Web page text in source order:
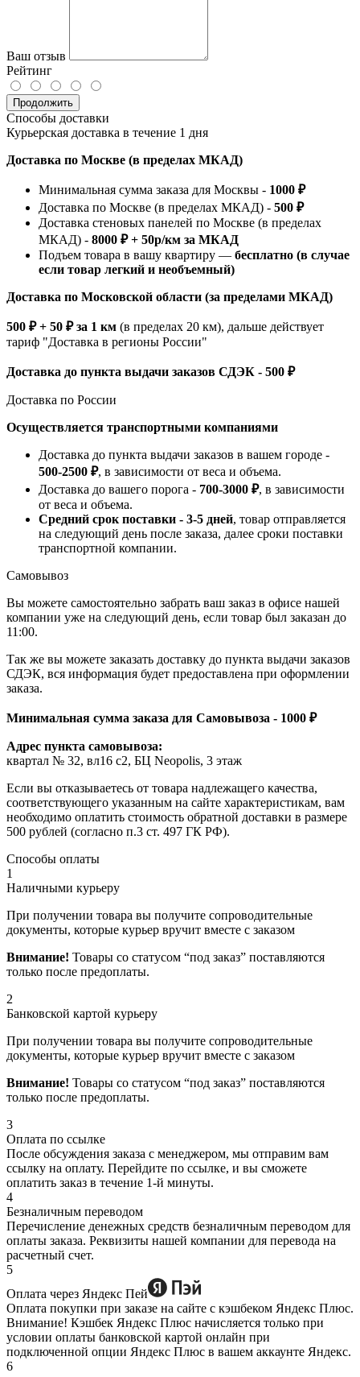
Ваш отзыв
Рейтинг
Продолжить
Способы доставки
Курьерская доставка в течение 1 дня
Доставка по Москве (в пределах МКАД)
Минимальная сумма заказа для Москвы - 1000 ₽
Доставка по Москве (в пределах МКАД) - 500 ₽
Доставка стеновых панелей по Москве (в пределах
МКАД) - 8000 ₽ + 50р/км за МКАД
Подъем товара в вашу квартиру — бесплатно (в случае
если товар легкий и необъемный)
Доставка по Московской области (за пределами МКАД)
500 ₽ + 50 ₽ за 1 км (в пределах 20 км), дальше действует
тариф "Доставка в регионы России"
Доставка до пункта выдачи заказов СДЭК - 500 ₽
Доставка по России
Осуществляется транспортными компаниями
Доставка до пункта выдачи заказов в вашем городе -
500-2500 ₽, в зависимости от веса и объема.
Доставка до вашего порога - 700-3000 ₽, в зависимости
от веса и объема.
Средний срок поставки - 3-5 дней, товар отправляется
на следующий день после заказа, далее сроки поставки
транспортной компании.
Самовывоз
Вы можете самостоятельно забрать ваш заказ в офисе нашей
компании уже на следующий день, если товар был заказан до
11:00.
Так же вы можете заказать доставку до пункта выдачи заказов
СДЭК, вся информация будет предоставлена при оформлении
заказа.
Минимальная сумма заказа для Самовывоза - 1000 ₽
Адрес пункта самовывоза:
квартал № 32, вл16 с2, БЦ Neopolis, 3 этаж
Если вы отказываетесь от товара надлежащего качества,
соответствующего указанным на сайте характеристикам, вам
необходимо оплатить стоимость обратной доставки в размере
500 рублей (согласно п.3 ст. 497 ГК РФ).
Способы оплаты
1
Наличными курьеру
При получении товара вы получите сопроводительные
документы, которые курьер вручит вместе с заказом
Внимание! Товары со статусом “под заказ” поставляются
только после предоплаты.
2
Банковской картой курьеру
При получении товара вы получите сопроводительные
документы, которые курьер вручит вместе с заказом
Внимание! Товары со статусом “под заказ” поставляются
только после предоплаты.
3
Оплата по ссылке
После обсуждения заказа с менеджером, мы отправим вам
ссылку на оплату. Перейдите по ссылке, и вы сможете
оплатить заказ в течение 1-й минуты.
4
Безналичным переводом
Перечисление денежных средств безналичным переводом для
оплаты заказа. Реквизиты нашей компании для перевода на
расчетный счет.
5
Оплата через Яндекс Пей
Оплата покупки при заказе на сайте с кэшбеком Яндекс Плюс.
Внимание! Кэшбек Яндекс Плюс начисляется только при
условии оплаты банковской картой онлайн при
подключенной опции Яндекс Плюс в вашем аккаунте Яндекс.
6